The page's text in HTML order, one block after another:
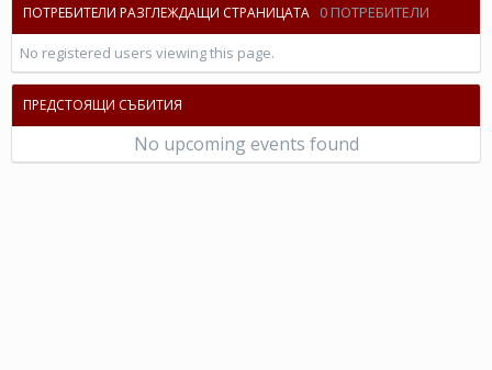
ПОТРЕБИТЕЛИ РАЗГЛЕЖДАЩИ СТРАНИЦАТА 0 ПОТРЕБИТЕЛИ
No registered users viewing this page.
ПРЕДСТОЯЩИ СЪБИТИЯ
No upcoming events found